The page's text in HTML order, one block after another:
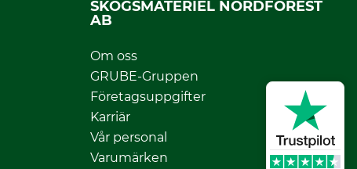
SKOGSMATERIEL NORDFOREST
AB
Om oss
GRUBE-Gruppen
Företagsuppgifter
Karriär
Vår personal
Varumärken